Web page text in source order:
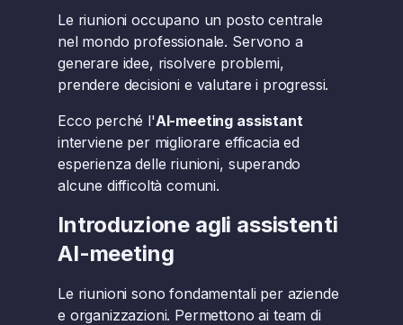
Le riunioni occupano un posto centrale
nel mondo professionale. Servono a
generare idee, risolvere problemi,
prendere decisioni e valutare i progressi.
Ecco perché l'AI-meeting assistant
interviene per migliorare efficacia ed
esperienza delle riunioni, superando
alcune difficoltà comuni.
Introduzione agli assistenti
AI-meeting
Le riunioni sono fondamentali per aziende
e organizzazioni. Permettono ai team di